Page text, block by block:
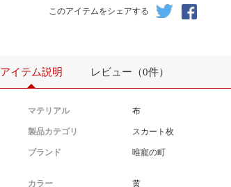
このアイテムをシェアする
アイテム説明 レビュー（0件）
マテリアル 布
製品カテゴリ スカート枚
ブランド 唯寵の町
カラー 黄